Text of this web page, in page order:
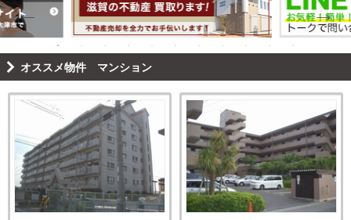
オススメ物件 マンション